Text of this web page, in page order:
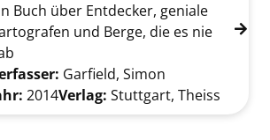
Details von Karten! anzeigen
Buch über Entdecker, geniale
und Berge, die es nie
Garfield, Simon
2014Verlag: Stuttgart, Theiss